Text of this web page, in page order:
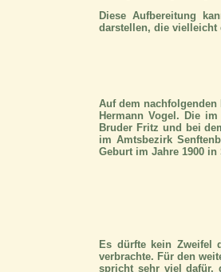
Diese Aufbereitung
darstellen, die vielleicht
Auf dem
Hermann Vogel. Die
Bruder Fritz und bei
im Amtsbezirk
Geburt im Jahre 1900
Es dürfte kein Zweifel
verbrachte. Für den
spricht sehr viel dafür,